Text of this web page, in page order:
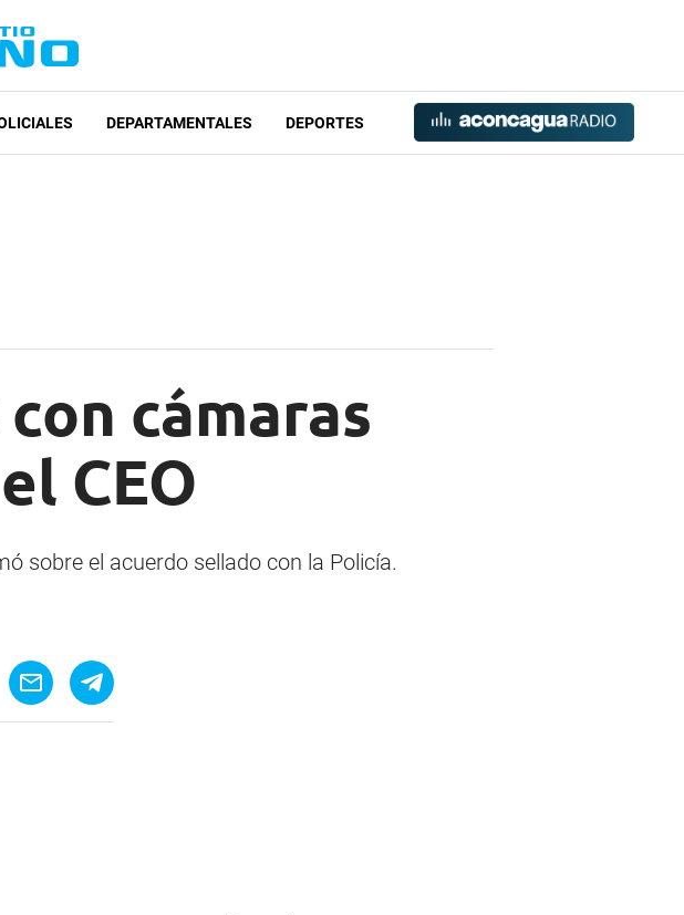
DEPARTAMENTALES DEPORTES
cámaras
CEO
sobre el acuerdo sellado con la Policía.